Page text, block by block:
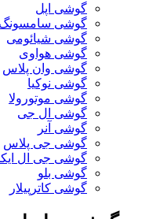
گوشی اپل
گوشی سامسونگ
گوشی شیائومی
گوشی هواوی
گوشی وان پلاس
گوشی نوکیا
گوشی موتورولا
گوشی ال جی
گوشی آنر
گوشی جی پلاس
گوشی جی ال
گوشی بلو
گوشی کاترپیلار